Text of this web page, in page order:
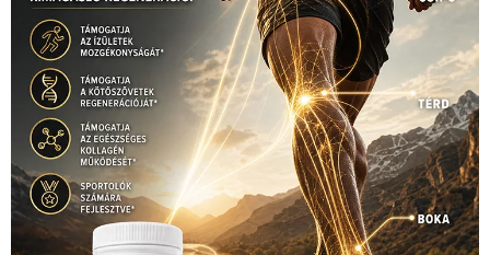
Hirdetés